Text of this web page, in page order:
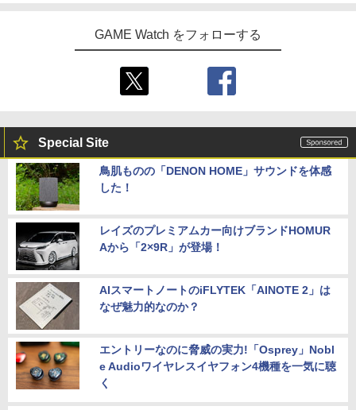
GAME Watch をフォローする
Special Site
鳥肌ものの「DENON HOME」サウンドを体感
した！
レイズのプレミアムカー向けブランドHOMUR
Aから「2×9R」が登場！
AIスマートノートのiFLYTEK「AINOTE 2」は
なぜ魅力的なのか？
エントリーなのに脅威の実力!「Osprey」Nobl
e Audioワイヤレスイヤフォン4機種を一気に聴
く